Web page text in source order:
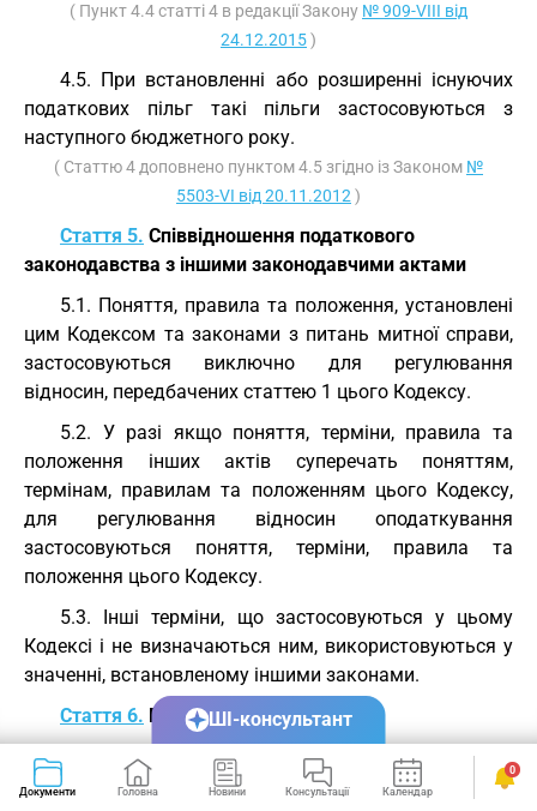
( Пункт 4.4 статті 4 в редакції Закону № 909-VIII від
24.12.2015)
4.5. При встановленні або розширенні існуючих
податкових пільг такі пільги застосовуються з
наступного бюджетного року.
( Статтю 4 доповнено пунктом 4.5 згідно із Законом №
5503-VI від 20.11.2012 )
Стаття 5. Співвідношення податкового
законодавства з іншими законодавчими актами
5.1. Поняття, правила та положення, установлені
цим Кодексом та законами з питань митної справи,
застосовуються виключно для регулювання
відносин, передбачених статтею 1 цього Кодексу.
5.2. У разі якщо поняття, терміни, правила та
положення інших актів суперечать поняттям,
термінам, правилам та положенням цього Кодексу,
для регулювання відносин оподаткування
застосовуються поняття, терміни, правила та
положення цього Кодексу.
5.3. Інші терміни, що застосовуються у цьому
Кодексі і не визначаються ним, використовуються у
значенні, встановленому іншими законами.
Стаття 6. Поняття податку та збору
6.1. Податком є обов'язковий, безумовний платіж
до відповідного бюджету або на єдиний рахунок, що
Документи Головна Новини Консультації Календар Сервіси
0
ШІ-консультант